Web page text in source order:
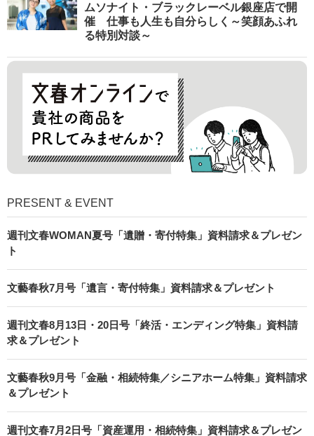
ムソナイト・ブラックレーベル銀座店で開
催 仕事も人生も自分らしく～笑顔あふれ
る特別対談～
PRESENT & EVENT
週刊文春WOMAN夏号「遺贈・寄付特集」資料請求＆プレゼン
ト
文藝春秋7月号「遺言・寄付特集」資料請求＆プレゼント
週刊文春8月13日・20日号「終活・エンディング特集」資料請
求＆プレゼント
文藝春秋9月号「金融・相続特集／シニアホーム特集」資料請求
＆プレゼント
週刊文春7月2日号「資産運用・相続特集」資料請求＆プレゼン